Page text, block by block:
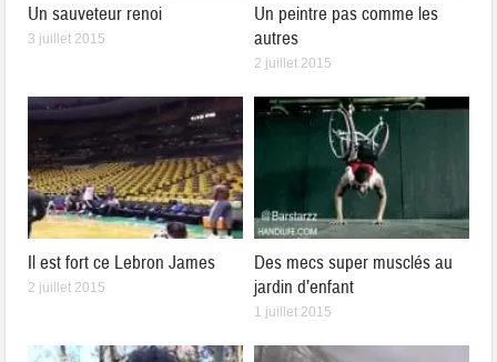
Un sauveteur renoi
3 juillet 2015
Un peintre pas comme les
autres
2 juillet 2015
Il est fort ce Lebron James
2 juillet 2015
Des mecs super musclés au
jardin d’enfant
1 juillet 2015